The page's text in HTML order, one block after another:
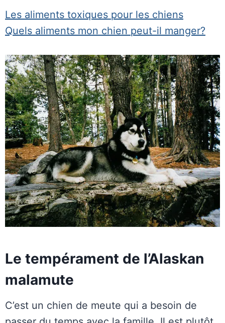
Les aliments toxiques pour les chiens
Quels aliments mon chien peut-il manger?
Le tempérament de l’Alaskan
malamute
C’est un chien de meute qui a besoin de